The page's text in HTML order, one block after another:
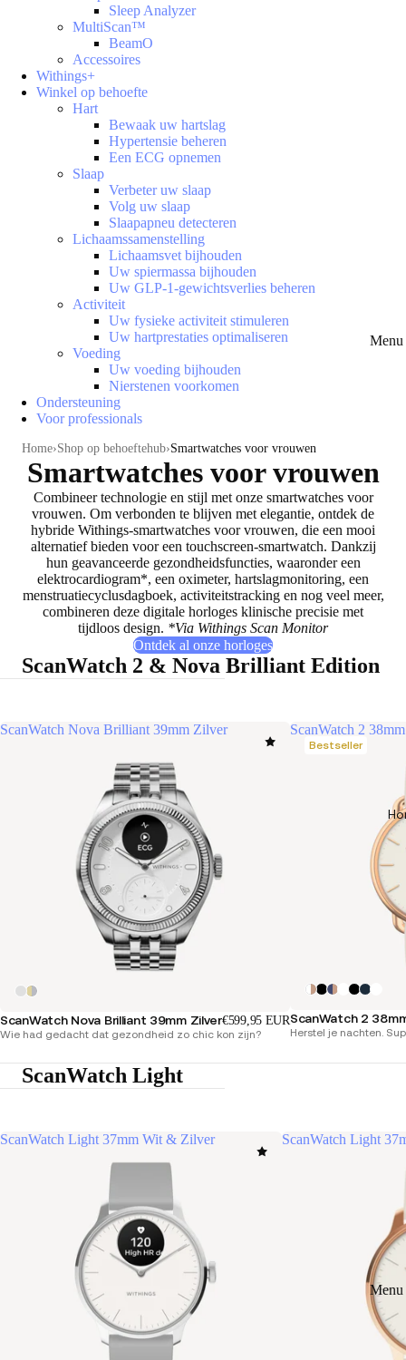
Menu
Menu
Sleep Analyzer
MultiScan™
BeamO
Accessoires
Withings+
Winkel op behoefte
Hart
Bewaak uw hartslag
Hypertensie beheren
Een ECG opnemen
Slaap
Verbeter uw slaap
Volg uw slaap
Slaapapneu detecteren
Lichaamssamenstelling
Lichaamsvet bijhouden
Uw spiermassa bijhouden
Uw GLP-1-gewichtsverlies beheren
Activiteit
Uw fysieke activiteit stimuleren
Uw hartprestaties optimaliseren
Voeding
Uw voeding bijhouden
Nierstenen voorkomen
Ondersteuning
Voor professionals
Home Shop op behoeftehub Smartwatches voor vrouwen
Smartwatches voor vrouwen
Combineer technologie en stijl met onze smartwatches voor
vrouwen. Om verbonden te blijven met elegantie, ontdek de
hybride Withings-smartwatches voor vrouwen, die een mooi
alternatief bieden voor een touchscreen-smartwatch. Dankzij
hun geavanceerde gezondheidsfuncties, waaronder een
elektrocardiogram*, een oximeter, hartslagmonitoring, een
menstruatiecyclusdagboek, activiteitstracking en nog veel meer,
combineren deze digitale horloges klinische precisie met
tijdloos design. *Via Withings Scan Monitor
Ontdek al onze horloges
ScanWatch 2 & Nova Brilliant Edition
ScanWatch Nova Brilliant 39mm Zilver
ScanWatch Nova Brilliant 39mm Zilver€599,95 EUR
Wie had gedacht dat gezondheid zo chic kon zijn?
ScanWatch 2
Bestseller
ScanWatch 2
Herstel je nachten.
ScanWatch Light
ScanWatch Light 37mm Wit & Zilver ScanWatch Light